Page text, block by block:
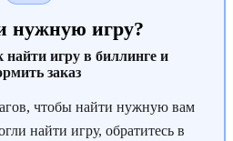
нужную игру?
игру в биллинге и
заказ
чтобы найти нужную вам
найти игру, обратитесь в